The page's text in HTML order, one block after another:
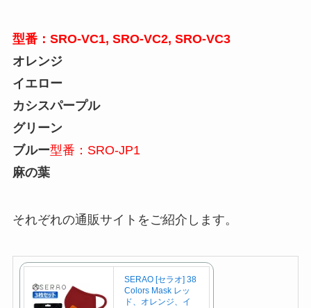
型番：SRO-VC1, SRO-VC2, SRO-VC3
オレンジ
イエロー
カシスパープル
グリーン
ブルー型番：SRO-JP1
麻の葉
それぞれの通販サイトをご紹介します。
SERAO [セラオ] 38
Colors Mask レッ
ド、オレンジ、イ